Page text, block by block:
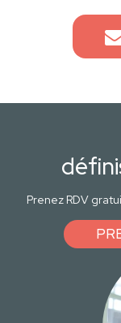
Prenez RDV